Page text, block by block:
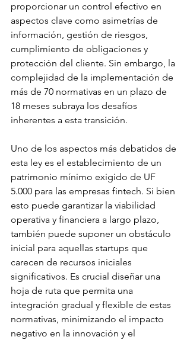
proporcionar un control efectivo en
aspectos clave como asimetrías de
información, gestión de riesgos,
cumplimiento de obligaciones y
protección del cliente. Sin embargo, la
complejidad de la implementación de
más de 70 normativas en un plazo de
18 meses subraya los desafíos
inherentes a esta transición.
Uno de los aspectos más debatidos de
esta ley es el establecimiento de un
patrimonio mínimo exigido de UF
5.000 para las empresas fintech. Si bien
esto puede garantizar la viabilidad
operativa y financiera a largo plazo,
también puede suponer un obstáculo
inicial para aquellas startups que
carecen de recursos iniciales
significativos. Es crucial diseñar una
hoja de ruta que permita una
integración gradual y flexible de estas
normativas, minimizando el impacto
negativo en la innovación y el